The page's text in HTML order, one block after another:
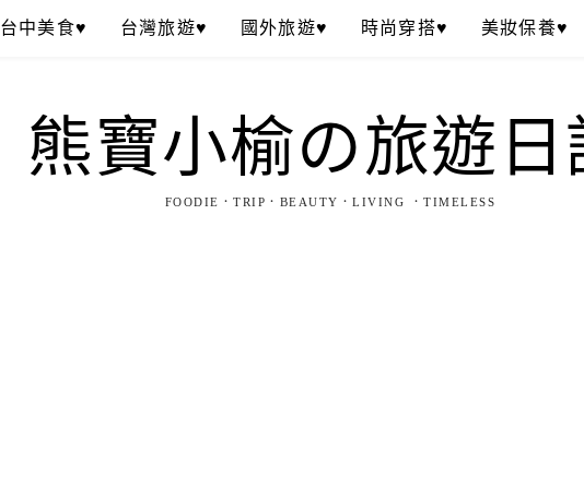
台中美食♥ 台灣旅遊♥ 國外旅遊♥ 時尚穿搭♥ 美妝保養♥
熊寶小榆の旅遊日
FOODIE．TRIP．BEAUTY．LIVING ．TIMELESS